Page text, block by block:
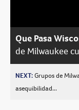
Que Pasa
de Milwaukee
NEXT:Grupos de
asequibilidad...